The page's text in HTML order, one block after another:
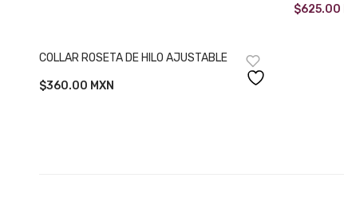
COLLAR ROSETA DE HILO AJUSTABLE
$360.00 MXN
Original
$625.00